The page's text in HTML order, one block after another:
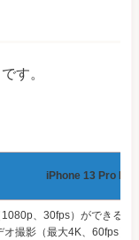
す。
iPhone 13 Pro Max
、30fps）ができるシ
撮影（最大4K、60fps）